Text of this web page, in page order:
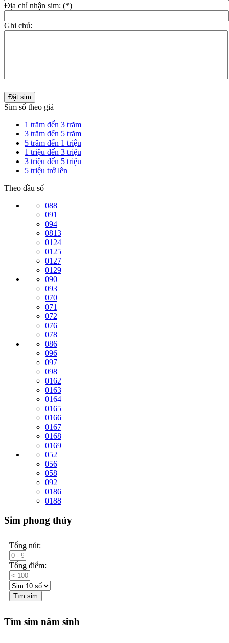
Địa chỉ nhận sim: (*)
Ghi chú:
Đặt sim
Sim số theo giá
1 trăm đến 3 trăm
3 trăm đến 5 trăm
5 trăm đến 1 triệu
1 triệu đến 3 triệu
3 triệu đến 5 triệu
5 triệu trở lên
Theo đầu số
088
091
094
0813
0124
0125
0127
0129
090
093
070
071
072
076
078
086
096
097
098
0162
0163
0164
0165
0166
0167
0168
0169
052
056
058
092
0186
0188
Sim phong thủy
Tổng nút:
Tổng điểm:
Tìm sim
Tìm sim năm sinh